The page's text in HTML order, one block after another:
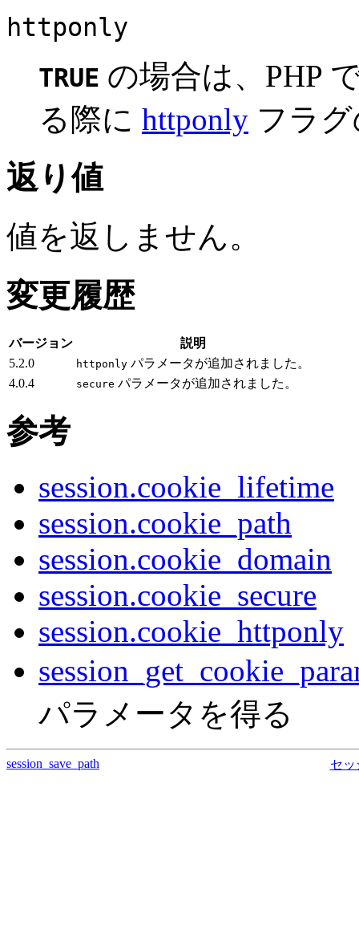
httponly
TRUE の場合は、PHP
る際に httponly フラ
返り値
値を返しません。
変更履歴
バージョン
説明
5.2.0
httponly パラメータが追加されました。
4.0.4
secure パラメータが追加されました。
参考
session.cookie_lifetime
session.cookie_path
session.cookie_domain
session.cookie_secure
session.cookie_httponly
パラメータを得る
session_save_path セッ